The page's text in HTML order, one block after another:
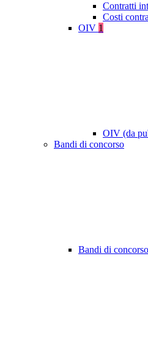
Contratti
Costi
OIV 1
OIV (da
Bandi di concorso
Bandi di concorso